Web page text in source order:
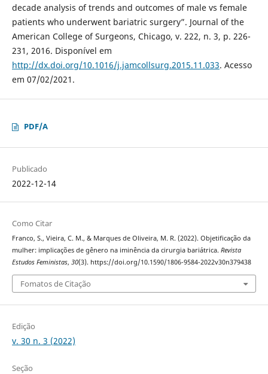
decade analysis of trends and outcomes of male vs female
patients who underwent bariatric surgery”. Journal of the
American College of Surgeons, Chicago, v. 222, n. 3, p. 226-
231, 2016. Disponível em
http://dx.doi.org/10.1016/j.jamcollsurg.2015.11.033. Acesso
em 07/02/2021.
PDF/A
Publicado
2022-12-14
Como Citar
Franco, S., Vieira, C. M., & Marques de Oliveira, M. R. (2022). Objetificação da
mulher: implicações de gênero na iminência da cirurgia bariátrica. Revista
Estudos Feministas, 30(3). https://doi.org/10.1590/1806-9584-2022v30n379438
Fomatos de Citação
Edição
v. 30 n. 3 (2022)
Seção